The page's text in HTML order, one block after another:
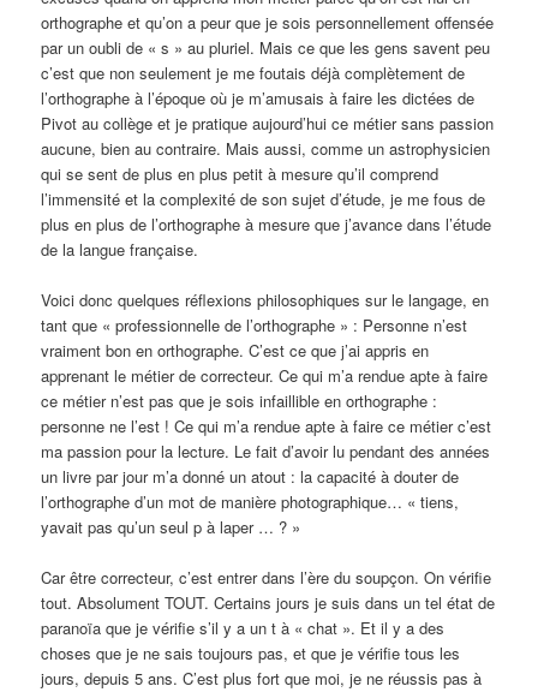
orthographe et qu’on a peur que je sois personnellement offensée
par un oubli de « s » au pluriel. Mais ce que les gens savent peu
c’est que non seulement je me foutais déjà complètement de
l’orthographe à l’époque où je m’amusais à faire les dictées de
Pivot au collège et je pratique aujourd’hui ce métier sans passion
aucune, bien au contraire. Mais aussi, comme un astrophysicien
qui se sent de plus en plus petit à mesure qu’il comprend
l’immensité et la complexité de son sujet d’étude, je me fous de
plus en plus de l’orthographe à mesure que j’avance dans l’étude
de la langue française.
Voici donc quelques réflexions philosophiques sur le langage, en
tant que « professionnelle de l’orthographe » : Personne n’est
vraiment bon en orthographe. C’est ce que j’ai appris en
apprenant le métier de correcteur. Ce qui m’a rendue apte à faire
ce métier n’est pas que je sois infaillible en orthographe :
personne ne l’est ! Ce qui m’a rendue apte à faire ce métier c’est
ma passion pour la lecture. Le fait d’avoir lu pendant des années
un livre par jour m’a donné un atout : la capacité à douter de
l’orthographe d’un mot de manière photographique… « tiens,
yavait pas qu’un seul p à laper … ? »
Car être correcteur, c’est entrer dans l’ère du soupçon. On vérifie
tout. Absolument TOUT. Certains jours je suis dans un tel état de
paranoïa que je vérifie s’il y a un t à « chat ». Et il y a des
choses que je ne sais toujours pas, et que je vérifie tous les
jours, depuis 5 ans. C’est plus fort que moi, je ne réussis pas à